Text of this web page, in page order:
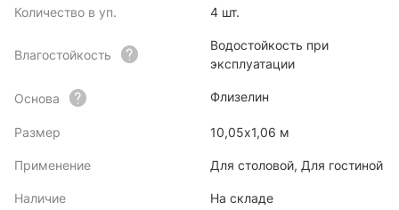
Количество в уп. 4 шт.
Влагостойкость
Водостойкость при
эксплуатации
Основа Флизелин
Размер 10,05х1,06 м
Применение Для столовой, Для гостиной
Наличие На складе